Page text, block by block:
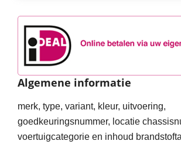
Algemene informatie
merk, type, variant, kleur, uitvoering,
goedkeuringsnummer, locatie
voertuigcategorie en inhoud